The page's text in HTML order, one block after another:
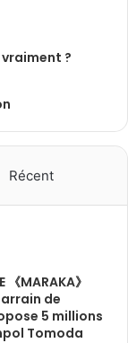
?
Récent
《MARAKA》
de
5 millions
Tomoda